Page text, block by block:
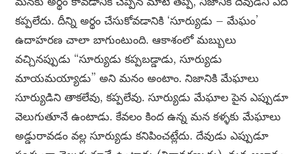
కప్పలేదు. దీన్ని అర్థం చేసుకోవడానికి ‘సూర్యుడు – మేఘం’
ఉదాహరణ చాలా బాగుంటుంది. ఆకాశంలో మబ్బులు
వచ్చినప్పుడు “సూర్యుడు కప్పబడ్డాడు, సూర్యుడు
మాయమయ్యాడు” అని మనం అంటాం. నిజానికి మేఘాలు
సూర్యుడిని తాకలేవు, కప్పలేవు. సూర్యుడు మేఘాల పైన ఎప్పుడూ
వెలుగుతూనే ఉంటాడు. కేవలం కింద ఉన్న మన కళ్ళకు మేఘాలు
అడ్డురావడం వల్ల సూర్యుడు కనిపించట్లేదు. దేవుడు ఎప్పుడూ